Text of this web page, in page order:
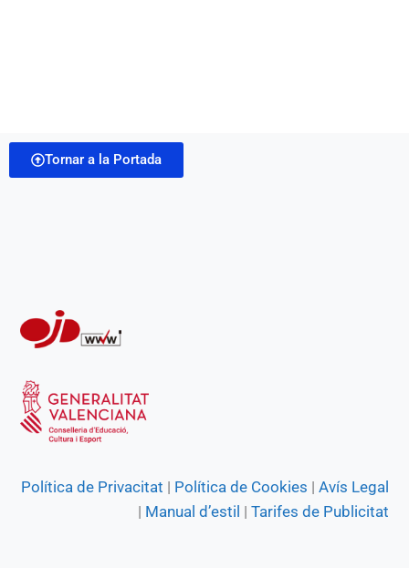
Tornar a la Portada
Política de Privacitat | Política de Cookies | Avís Legal
| Manual d’estil | Tarifes de Publicitat